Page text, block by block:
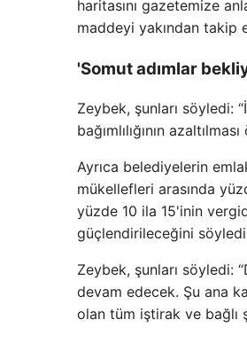
haritasını gazetemize
maddeyi yakından takip
'Somut adımlar
Zeybek, şunları söyledi:
bağımlılığının
Ayrıca belediyelerin
mükellefleri arasında
yüzde 10 ila 15'inin
güçlendirileceğini
Zeybek, şunları söyledi:
devam edecek. Şu ana
olan tüm iştirak ve bağlı